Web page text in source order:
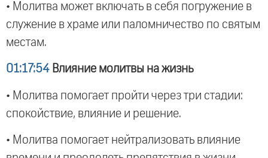
• Молитва может включать в себя погружение в
служение в храме или паломничество по святым
местам.
01:17:54 Влияние молитвы на жизнь
• Молитва помогает пройти через три стадии:
спокойствие, влияние и решение.
• Молитва помогает нейтрализовать влияние